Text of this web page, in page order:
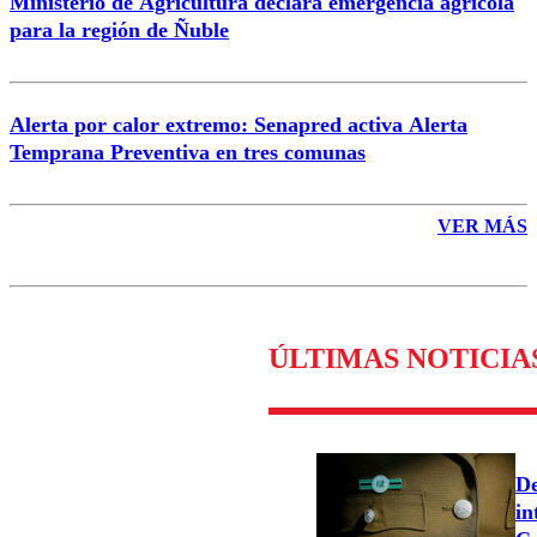
para la región de Ñuble
Alerta por calor extremo: Senapred activa Alerta
Temprana Preventiva en tres comunas
VER MÁS
ÚLTIMAS